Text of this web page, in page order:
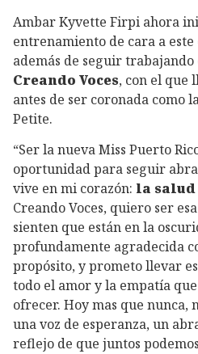
Ambar Kyvette Firpi ahora
entrenamiento de cara a
además de seguir
Creando Voces, con el que
antes de ser coronada como
Petite.
“Ser la nueva Miss Puerto
oportunidad para seguir
vive en mi corazón: la
Creando Voces, quiero ser
sienten que están en la
profundamente agradecida
propósito, y prometo llevar
todo el amor y la empatía
ofrecer. Hoy mas que nunca,
una voz de esperanza, un
reflejo de que juntos